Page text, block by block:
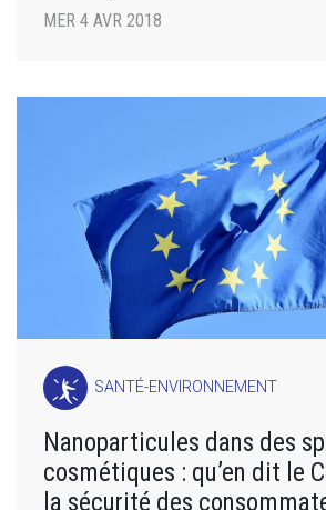
MER 4 AVR 2018
SANTÉ-ENVIRONNEMENT
Nanoparticules dans des
cosmétiques : qu’en dit le
la sécurité des